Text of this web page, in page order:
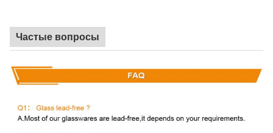
Частые вопросы